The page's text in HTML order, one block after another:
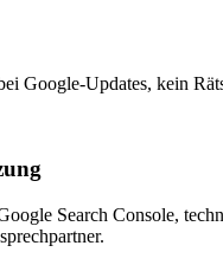
Google-Updates, kein
Search Console,